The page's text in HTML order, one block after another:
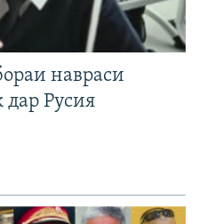
навраси
Русия